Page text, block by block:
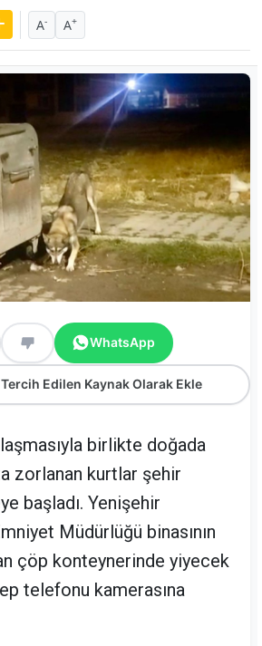
A- A+
WhatsApp
Edilen Kaynak Olarak Ekle
birlikte doğada
zorlanan kurtlar şehir
başladı. Yenişehir
Müdürlüğü binasının
çöp konteynerinde yiyecek
telefonu kamerasına